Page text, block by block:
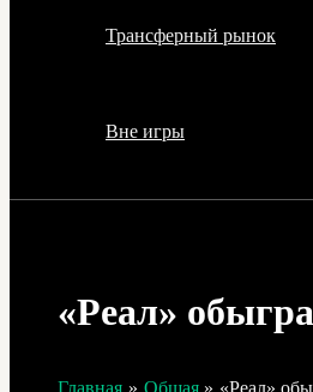
Трансферный рынок
Вне игры
«Реал»
Главная Общая «Реал»